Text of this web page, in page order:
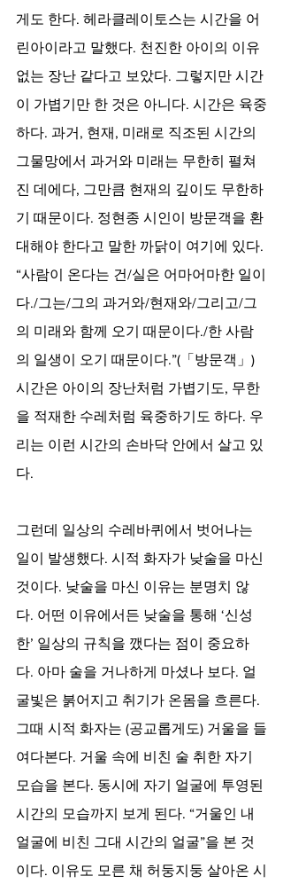
게도 한다. 헤라클레이토스는 시간을 어
린아이라고 말했다. 천진한 아이의 이유
없는 장난 같다고 보았다. 그렇지만 시간
이 가볍기만 한 것은 아니다. 시간은 육중
하다. 과거, 현재, 미래로 직조된 시간의
그물망에서 과거와 미래는 무한히 펼쳐
진 데에다, 그만큼 현재의 깊이도 무한하
기 때문이다. 정현종 시인이 방문객을 환
대해야 한다고 말한 까닭이 여기에 있다.
“사람이 온다는 건/실은 어마어마한 일이
다./그는/그의 과거와/현재와/그리고/그
의 미래와 함께 오기 때문이다./한 사람
의 일생이 오기 때문이다.”(「방문객」)
시간은 아이의 장난처럼 가볍기도, 무한
을 적재한 수레처럼 육중하기도 하다. 우
리는 이런 시간의 손바닥 안에서 살고 있
다.
그런데 일상의 수레바퀴에서 벗어나는
일이 발생했다. 시적 화자가 낮술을 마신
것이다. 낮술을 마신 이유는 분명치 않
다. 어떤 이유에서든 낮술을 통해 ‘신성
한’ 일상의 규칙을 깼다는 점이 중요하
다. 아마 술을 거나하게 마셨나 보다. 얼
굴빛은 붉어지고 취기가 온몸을 흐른다.
그때 시적 화자는 (공교롭게도) 거울을 들
여다본다. 거울 속에 비친 술 취한 자기
모습을 본다. 동시에 자기 얼굴에 투영된
시간의 모습까지 보게 된다. “거울인 내
얼굴에 비친 그대 시간의 얼굴”을 본 것
이다. 이유도 모른 채 허둥지둥 살아온 시